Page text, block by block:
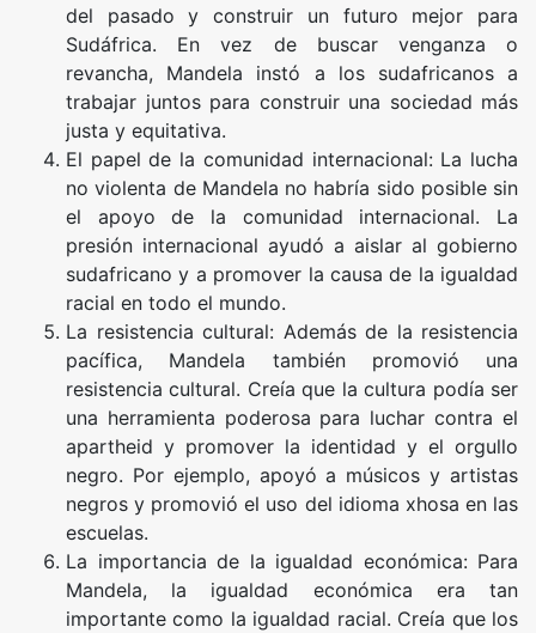
del pasado y construir un futuro mejor para
Sudáfrica. En vez de buscar venganza o
revancha, Mandela instó a los sudafricanos a
trabajar juntos para construir una sociedad más
justa y equitativa.
El papel de la comunidad internacional: La lucha
no violenta de Mandela no habría sido posible sin
el apoyo de la comunidad internacional. La
presión internacional ayudó a aislar al gobierno
sudafricano y a promover la causa de la igualdad
racial en todo el mundo.
La resistencia cultural: Además de la resistencia
pacífica, Mandela también promovió una
resistencia cultural. Creía que la cultura podía ser
una herramienta poderosa para luchar contra el
apartheid y promover la identidad y el orgullo
negro. Por ejemplo, apoyó a músicos y artistas
negros y promovió el uso del idioma xhosa en las
escuelas.
La importancia de la igualdad económica: Para
Mandela, la igualdad económica era tan
importante como la igualdad racial. Creía que los